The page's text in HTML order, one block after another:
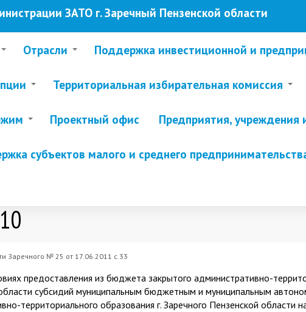
ЗАТО г. Заречный Пензенской области
Отрасли Поддержка инвестиционной и
Территориальная избирательная комиссия
Проектный офис Предприятия, учреждения
субъектов малого и среднего
Заречного № 25 от 17.06.2011 с.33
предоставления из бюджета закрытого административно-
субсидий муниципальным бюджетным и муниципальным
территориального образования г. Заречного Пензенской области